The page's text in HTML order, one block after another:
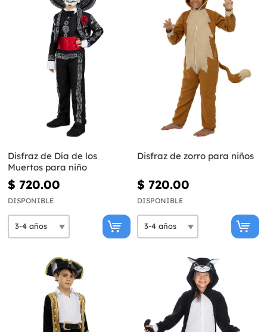
Disfraz de Día de los
Muertos para niño
$ 720.00
DISPONIBLE
Disfraz de zorro para niños
$ 720.00
DISPONIBLE